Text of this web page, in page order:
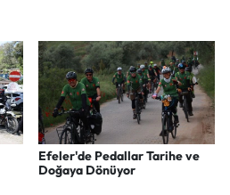
Efeler'de Pedallar Tarihe ve
Doğaya Dönüyor